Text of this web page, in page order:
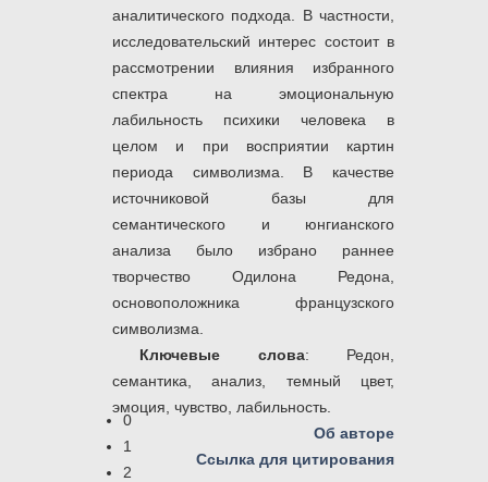
0
1
2
аналитического подхода. В частности,
исследовательский интерес состоит в
рассмотрении влияния избранного
спектра на эмоциональную
лабильность психики человека в
целом и при восприятии картин
периода символизма. В качестве
источниковой базы для
семантического и юнгианского
анализа было избрано раннее
творчество Одилона Редона,
основоположника французского
символизма.
Ключевые слова: Редон,
семантика, анализ, темный цвет,
эмоция, чувство, лабильность.
Об авторе
Ссылка для цитирования